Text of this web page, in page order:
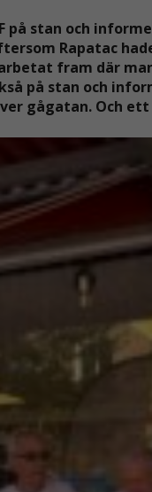
på stan och
Rapatac
fram där
på stan och
gågatan. Och